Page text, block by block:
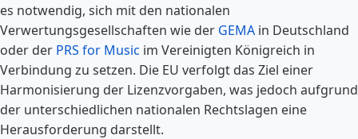
es notwendig, sich mit den nationalen
Verwertungsgesellschaften wie der GEMA in Deutschland
oder der PRS for Music im Vereinigten Königreich in
Verbindung zu setzen. Die EU verfolgt das Ziel einer
Harmonisierung der Lizenzvorgaben, was jedoch aufgrund
der unterschiedlichen nationalen Rechtslagen eine
Herausforderung darstellt.